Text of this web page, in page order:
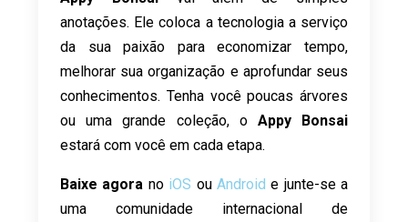
anotações. Ele coloca a tecnologia a serviço
da sua paixão para economizar tempo,
melhorar sua organização e aprofundar seus
conhecimentos. Tenha você poucas árvores
ou uma grande coleção, o Appy Bonsai
estará com você em cada etapa.
Baixe agora no iOS ou Android e junte-se a
uma comunidade internacional de